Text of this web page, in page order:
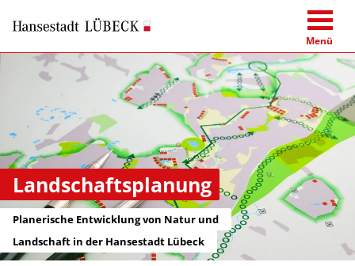
Menü
Landschaftsplanung
Planerische Entwicklung von Natur und
Landschaft in der Hansestadt Lübeck